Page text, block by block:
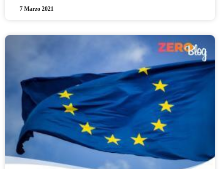
7 Marzo 2021